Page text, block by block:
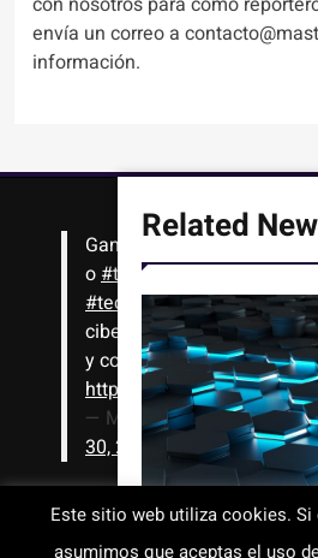
Related
Vulnerabilidades
envía un correo a
información.
Gana #Bitcoin solo con
o#tutoriales
#tecnología,
cibernética y más!! Sólo
y comenzar a navegar
https://t.co/1KjkllJEit
— Masterhacks
30, 2020
Todos los derechos reservados © 2008-
Este sitio web utiliza cookies. Si
asumimos que aceptas el uso